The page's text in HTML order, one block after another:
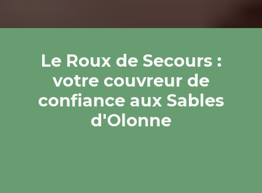
Le Roux de Secours :
votre couvreur de
confiance aux Sables
d'Olonne